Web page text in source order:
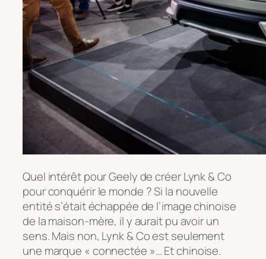
Quel intérêt pour Geely de créer Lynk & Co
pour conquérir le monde ? Si la nouvelle
entité s’était échappée de l’image chinoise
de la maison-mère, il y aurait pu avoir un
sens. Mais non, Lynk & Co est seulement
une marque « connectée »… Et chinoise.